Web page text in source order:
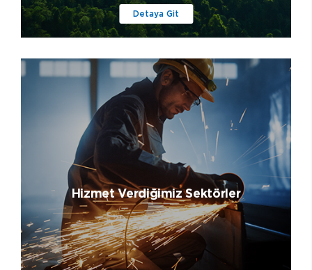
Detaya Git
Hizmet Verdiğimiz Sektörler